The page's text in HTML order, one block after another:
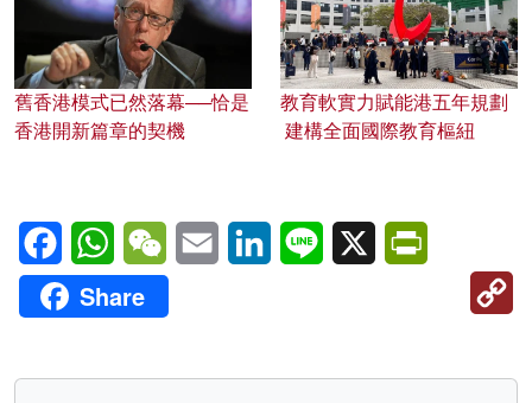
舊香港模式已然落幕──恰是
香港開新篇章的契機
教育軟實力賦能港五年規劃
建構全面國際教育樞紐
FacebookWhatsAppWeChatEmail LinkedInLine X
Share